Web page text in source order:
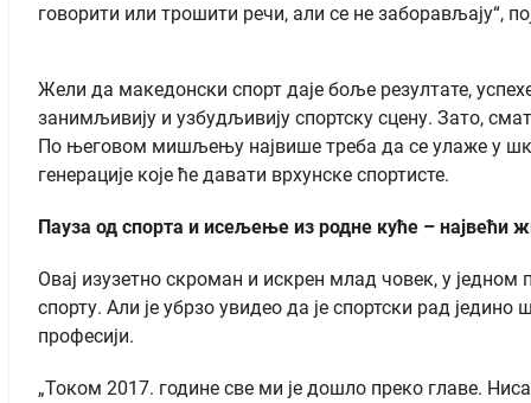
говорити или трошити речи, али се не заборављају“,
Жели да македонски спорт даје боље резултате,
занимљивију и узбудљивију спортску сцену. Зато,
По његовом мишљењу највише треба да се улаже у
генерације које ће давати врхунске спортисте.
Пауза од спорта и исељење из родне куће – највећи
Овај изузетно скроман и искрен млад човек, у једном
спорту. Али је убрзо увидео да је спортски рад
професији.
„Током 2017. године све ми је дошло преко главе.